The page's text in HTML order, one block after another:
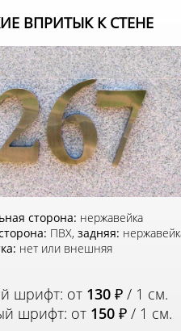
ВПРИТЫК К СТЕНЕ
сторона: нержавейка
ПВХ, задняя:
нет или внешняя
шрифт: от 130 ₽ / 1 см.
шрифт: от 150 ₽ / 1 см.